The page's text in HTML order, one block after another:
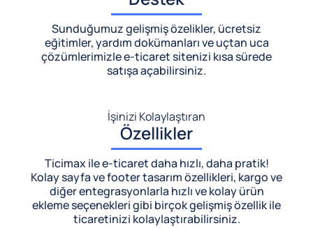
Sunduğumuz gelişmiş özelikler, ücretsiz
eğitimler, yardım dokümanları ve uçtan uca
çözümlerimizlee-ticaret sitenizi kısa sürede
satışa açabilirsiniz.
İşinizi Kolaylaştıran
Özellikler
Ticimax ile e-ticaret daha hızlı, daha pratik!
Kolay sayfa ve footer tasarım özellikleri, kargo ve
diğer entegrasyonlarla hızlı ve kolay ürün
ekleme seçenekleri gibi birçok gelişmiş özellik ile
ticaretinizi kolaylaştırabilirsiniz.